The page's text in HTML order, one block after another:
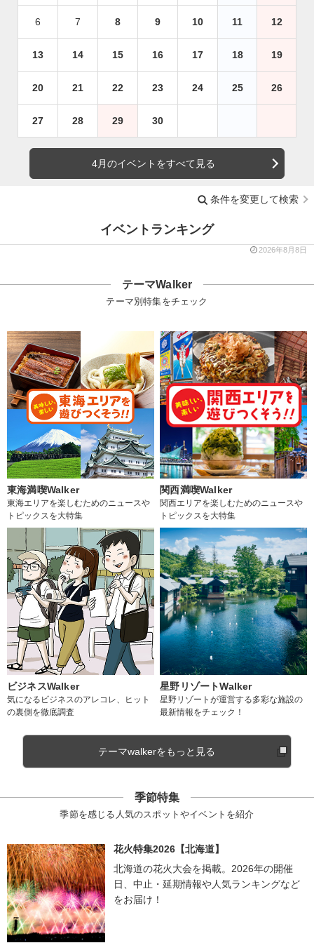
6 7 8 9 10 11 12
13 14 15 16 17 18 19
20 21 22 23 24 25 26
27 28 29 30
4月のイベントをすべて見る
条件を変更して検索
イベントランキング
2026年8月8日
テーマWalker
テーマ別特集をチェック
東海満喫Walker
東海エリアを楽しむためのニュースや
トピックスを大特集
関西満喫Walker
関西エリアを楽しむためのニュースや
トピックスを大特集
ビジネスWalker
気になるビジネスのアレコレ、ヒット
の裏側を徹底調査
星野リゾートWalker
星野リゾートが運営する多彩な施設の
最新情報をチェック！
テーマwalkerをもっと見る
季節特集
季節を感じる人気のスポットやイベントを紹介
花火特集2026【北海道】
北海道の花火大会を掲載。2026年の開催
日、中止・延期情報や人気ランキングなど
をお届け！